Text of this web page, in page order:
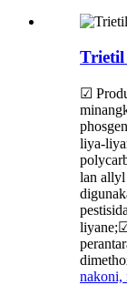
Trietil
☑
liya-
lan
nakoni,